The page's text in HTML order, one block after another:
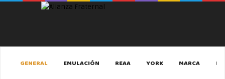
GENERAL EMULACIÓN REAA YORK MARCA